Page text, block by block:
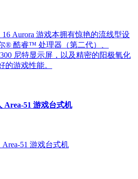
16 Aurora 游戏本拥有惊艳的流线型设
® 酷睿™ 处理器（第二代）、
尼特显示屏，以及精密的阳极氧化
的游戏性能。
Area-51 游戏台式机
Area-51 游戏台式机